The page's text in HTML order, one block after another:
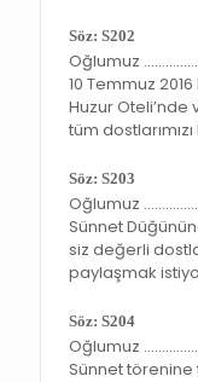
Söz: S202
Oğlumuz
10 Temmuz
Huzur Oteli’nde
tüm
Söz: S203
Oğlumuz
Sünnet
siz değerli
paylaşmak
Söz: S204
Oğlumuz
Sünnet törenine